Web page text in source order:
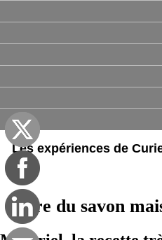
Les expériences de
Faire du savon